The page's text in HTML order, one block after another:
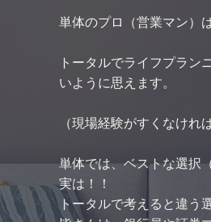
単体のプロ（営業マン）
トータルでライフプラン
いように思えます。
（現場経験がすくなけれ
単体では、ベストな選択
実は！！
トータルで考えると違う